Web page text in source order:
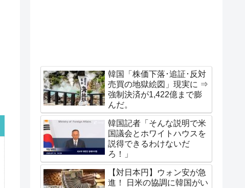
韓国「株価下落･追証･反対
売買の地獄絵図」現実に ⇒
強制決済が1,422億まで膨
んだ。
韓国記者「そんな説明で米
国議会とホワイトハウスを
説得できるわけないだ
ろ！」
【対日本円】ウォン安が急
進！ 日米の協調に韓国がい